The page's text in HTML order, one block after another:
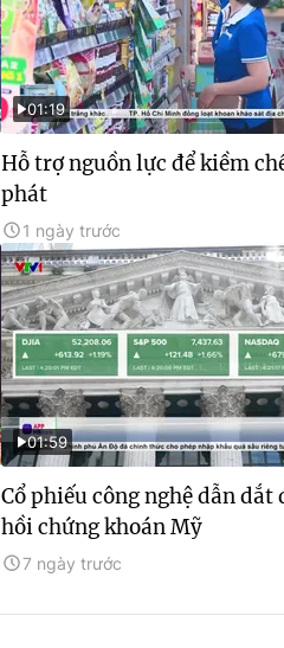
01:19
Hỗ trợ nguồn lực để kiềm
phát
1 ngày trước
01:59
Cổ phiếu công nghệ dẫn dắt
hồi chứng khoán Mỹ
7 ngày trước